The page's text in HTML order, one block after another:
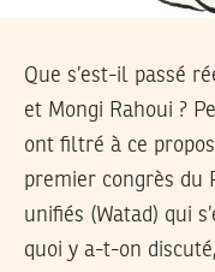
Que s’est-il passé
et Mongi Rahoui ?
ont filtré à ce
premier congrès du
unifiés (Watad) qui
quoi y a-t-on